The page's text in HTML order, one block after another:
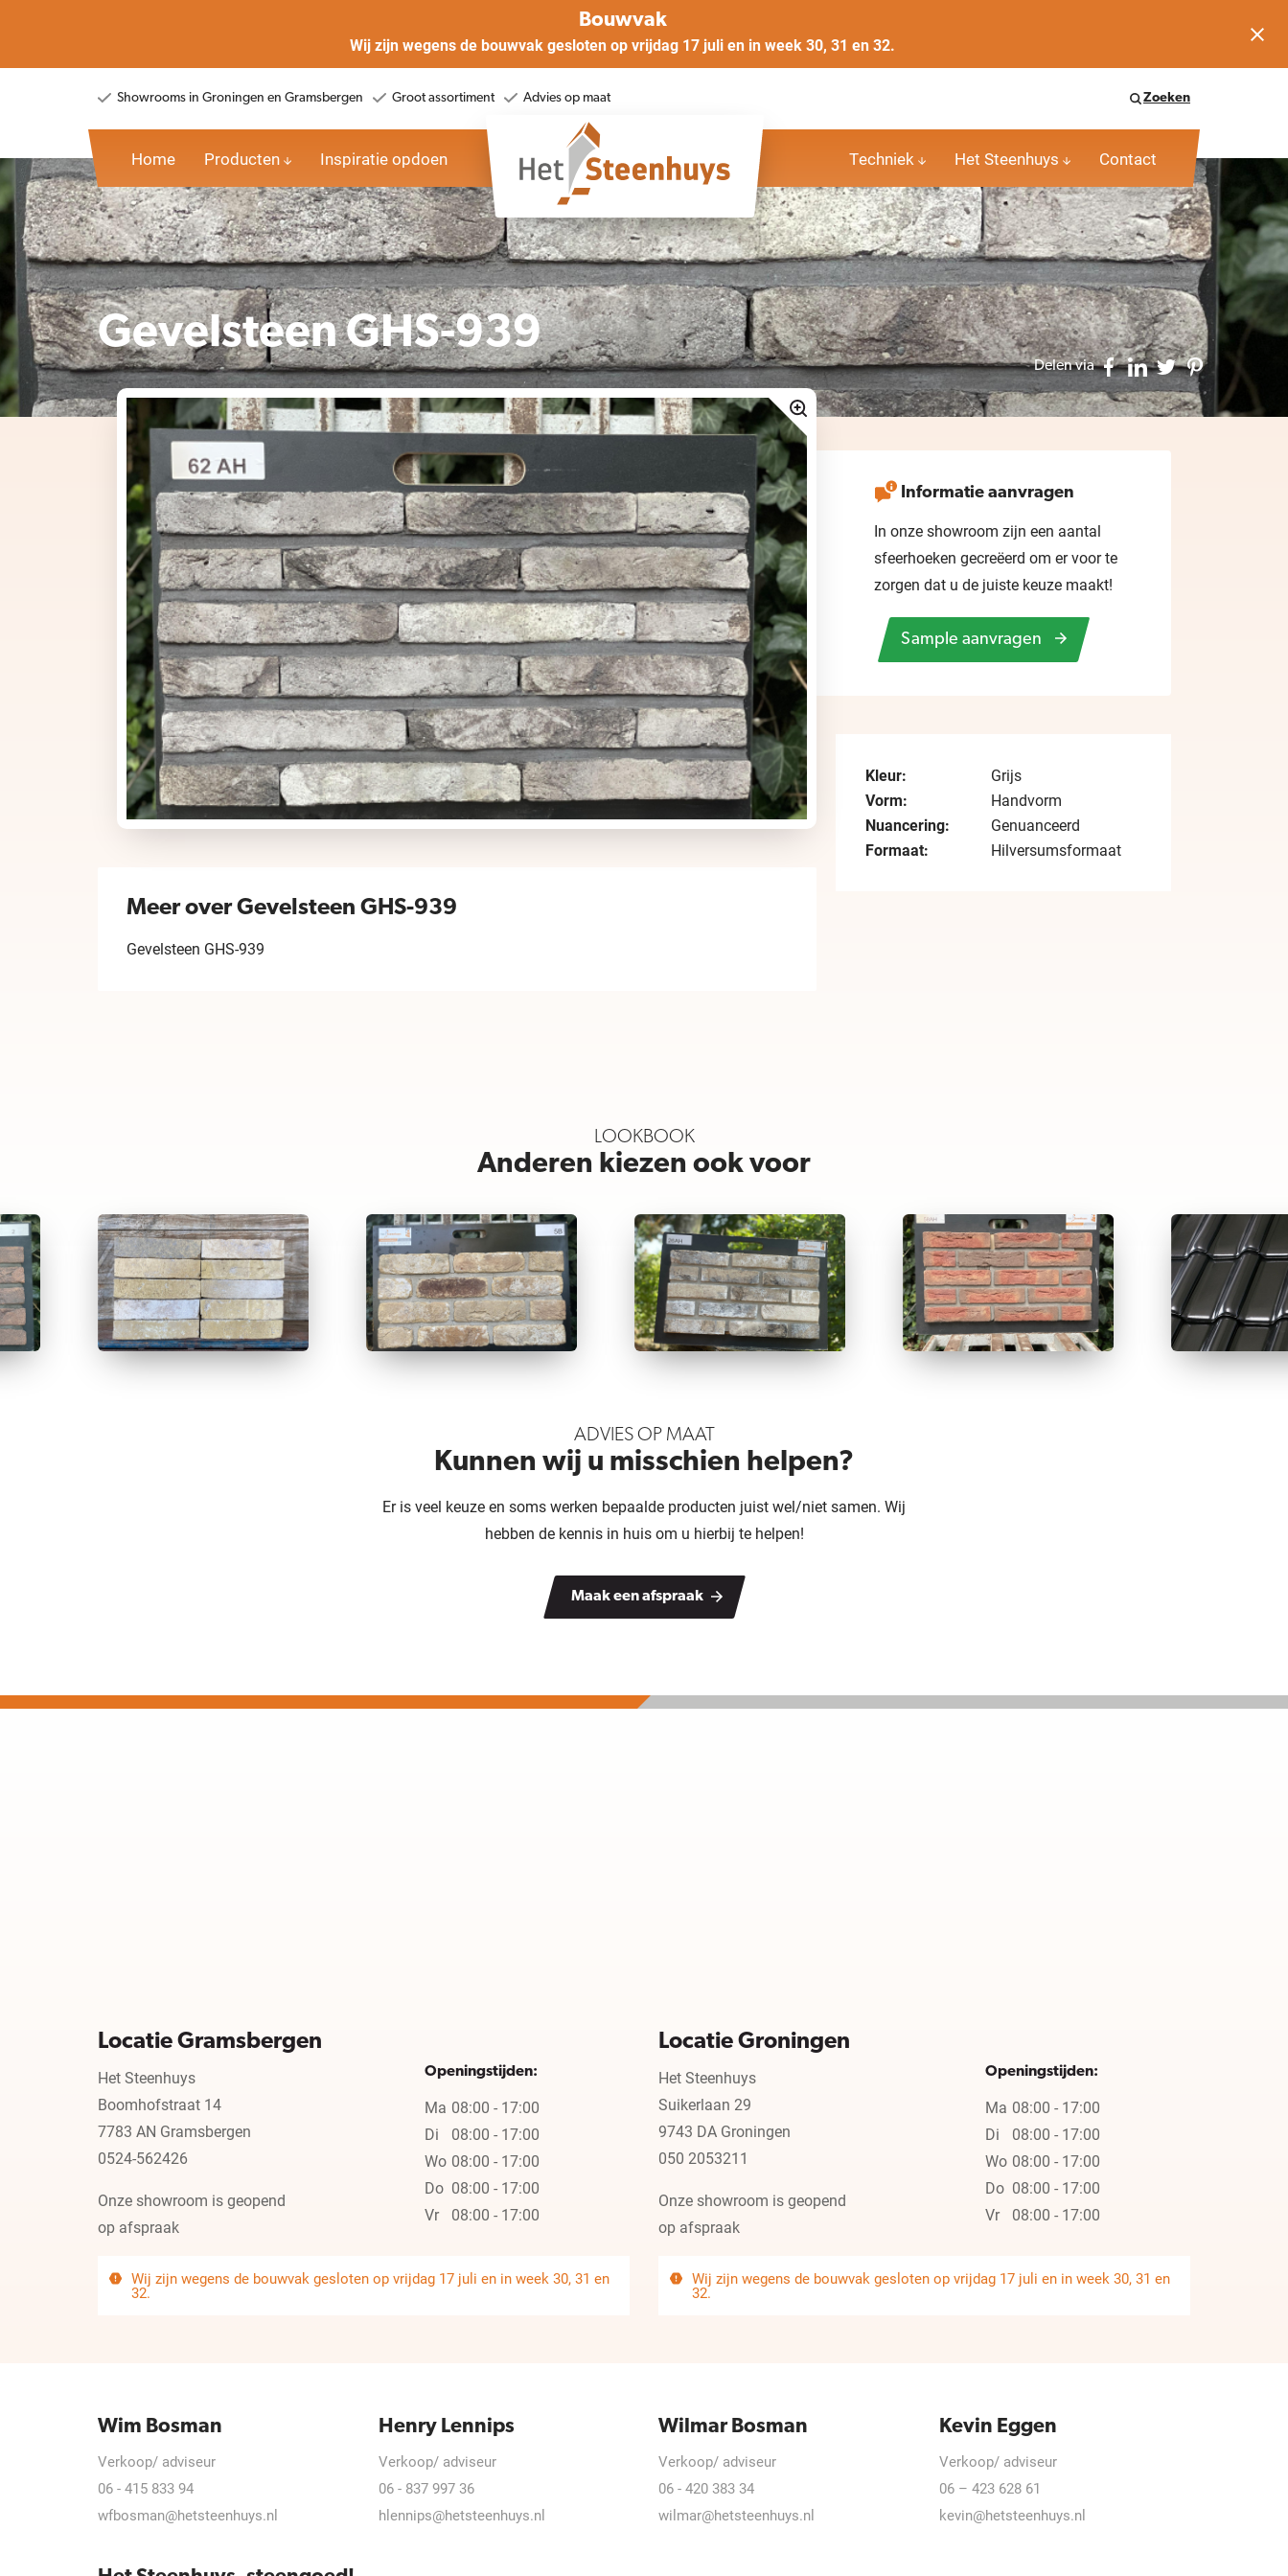
Bouwvak
Wij zijn wegens de bouwvak gesloten op vrijdag 17 juli en in week 30, 31 en 32.
Showrooms in Groningen en Gramsbergen Groot assortiment Advies op maat Zoeken
Home Producten Inspiratie opdoen Techniek Het Steenhuys Contact
Gevelsteen GHS-939
Delen via
Meer over Gevelsteen GHS-939
Gevelsteen GHS-939
Informatie aanvragen
In onze showroom zijn een aantal
sfeerhoeken gecreëerd om er voor te
zorgen dat u de juiste keuze maakt!
Sample aanvragen
Kleur:
Grijs
Vorm:
Handvorm
Nuancering:
Genuanceerd
Formaat:
Hilversumsformaat
LOOKBOOK
Anderen kiezen ook voor
ADVIES OP MAAT
Kunnen wij u misschien helpen?
Er is veel keuze en soms werken bepaalde producten juist wel/niet samen. Wij
hebben de kennis in huis om u hierbij te helpen!
Maak een afspraak
Locatie Gramsbergen
Het Steenhuys
Boomhofstraat 14
7783 AN Gramsbergen
0524-562426
Onze showroom is geopend
op afspraak
Openingstijden:
Ma 08:00 - 17:00
Di
08:00 - 17:00
Wo 08:00 - 17:00
Do 08:00 - 17:00
Vr
08:00 - 17:00
Locatie Groningen
Het Steenhuys
Suikerlaan 29
9743 DA Groningen
050 2053211
Onze showroom is geopend
op afspraak
Openingstijden:
Ma 08:00 - 17:00
Di
08:00 - 17:00
Wo 08:00 - 17:00
Do 08:00 - 17:00
Vr
08:00 - 17:00
Wij zijn wegens de bouwvak gesloten op vrijdag 17 juli en in week 30, 31 en
32.
Wij zijn wegens de bouwvak gesloten op vrijdag 17 juli en in week 30, 31 en
32.
Wim Bosman
Verkoop/ adviseur
06 - 415 833 94
wfbosman@hetsteenhuys.nl
Henry Lennips
Verkoop/ adviseur
06 - 837 997 36
hlennips@hetsteenhuys.nl
Wilmar Bosman
Verkoop/ adviseur
06 - 420 383 34
wilmar@hetsteenhuys.nl
Kevin Eggen
Verkoop/ adviseur
06 – 423 628 61
kevin@hetsteenhuys.nl